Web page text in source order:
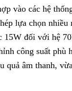
vào các hệ
lựa chọn
đối với hệ
công suất
quả âm thanh,